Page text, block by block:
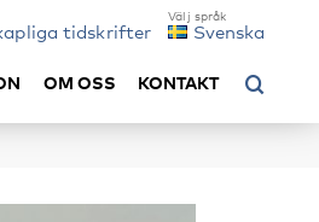
tidskrifter Svenska
OM OSS KONTAKT